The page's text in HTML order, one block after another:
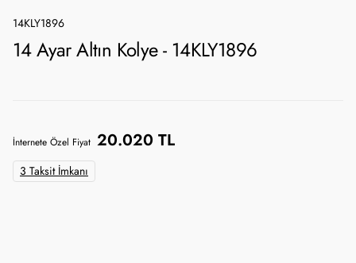
14KLY1896
14 Ayar Altın Kolye - 14KLY1896
İnternete Özel Fiyat 20.020 TL
3 Taksit İmkanı